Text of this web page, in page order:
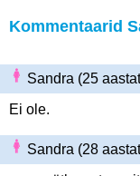
Kommentaarid
Sandra (25
Ei ole.
Sandra (28